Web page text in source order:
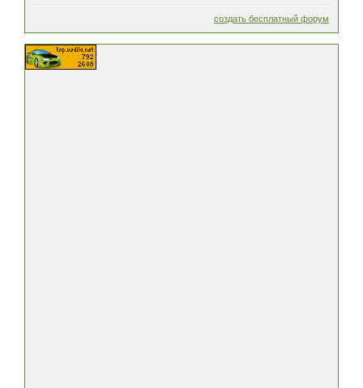
создать бесплатный форум